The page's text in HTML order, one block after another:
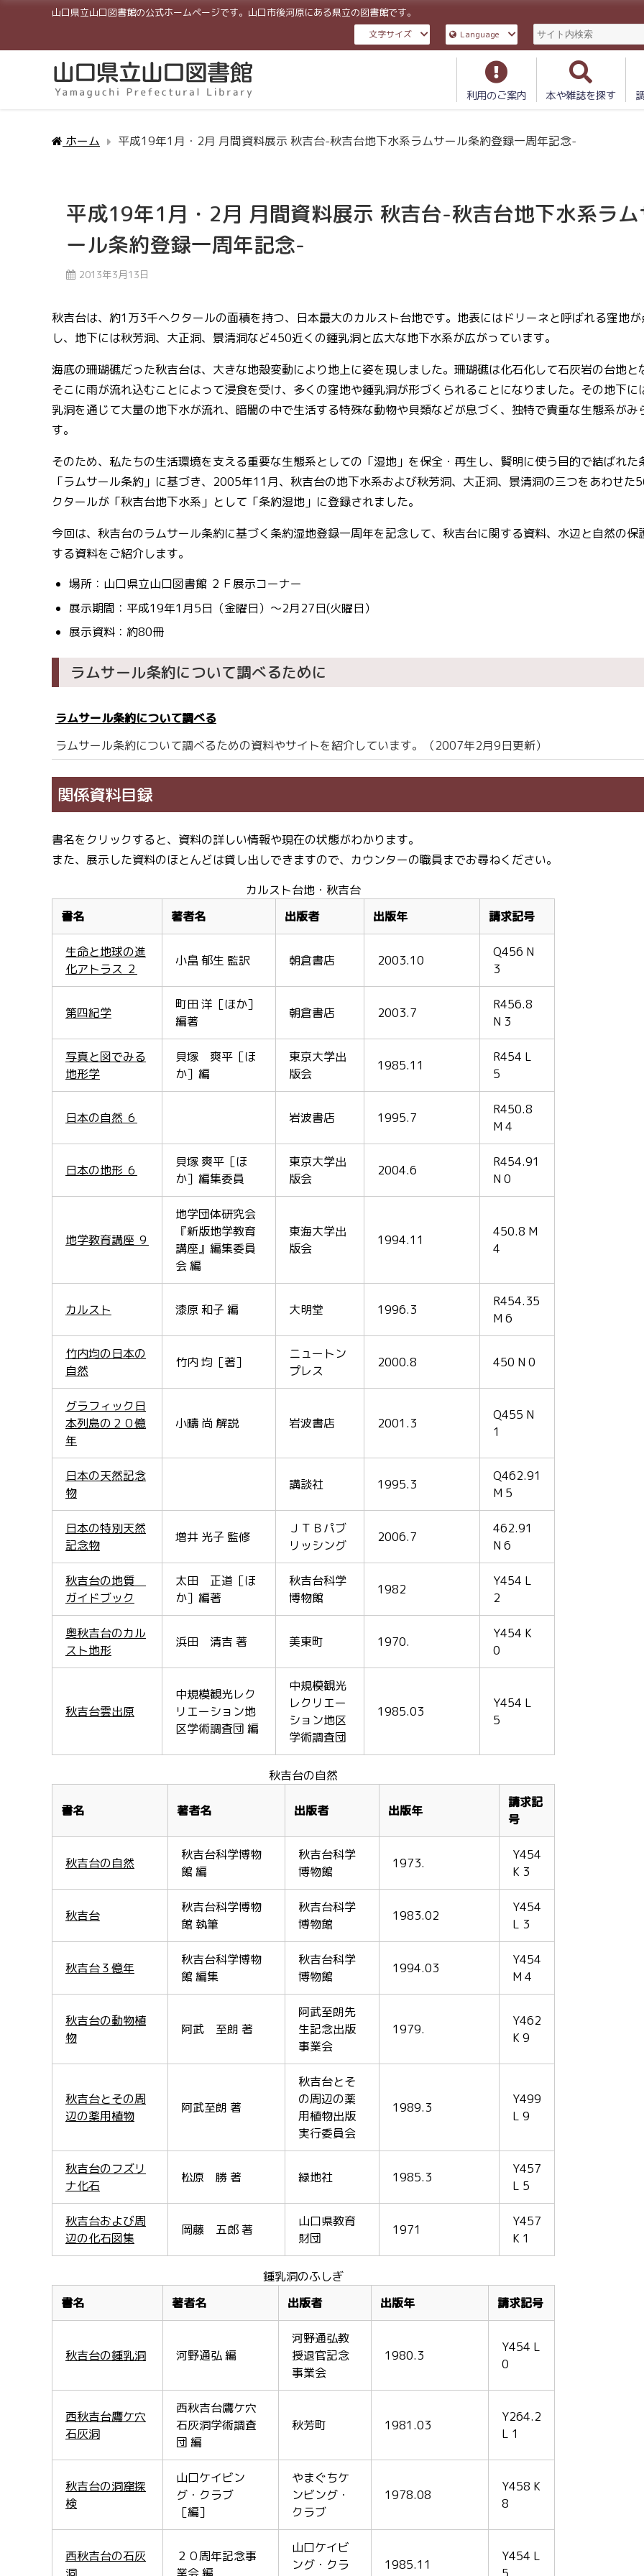
山口県立山口図書館の公式ホームページです。山口市後河原にある県立の図書館です。
文字サイズ Language
利用のご案内 本や雑誌を探す
ホーム 平成19年1月・2月 月間資料展示 秋吉台-秋吉台地下水系ラムサール条約登録一周年記念-
平成19年1月・2月 月間資料展示 秋吉台-秋吉台地下水系ラ
ール条約登録一周年記念-
2013年3月13日
秋吉台は、約1万3千ヘクタールの面積を持つ、日本最大のカルスト台地です。地表にはドリーネと呼ばれる窪地
し、地下には秋芳洞、大正洞、景清洞など450近くの鍾乳洞と広大な地下水系が広がっています。
海底の珊瑚礁だった秋吉台は、大きな地殻変動により地上に姿を現しました。珊瑚礁は化石化して石灰岩の台地と
そこに雨が流れ込むことによって浸食を受け、多くの窪地や鍾乳洞が形づくられることになりました。その地下に
乳洞を通じて大量の地下水が流れ、暗闇の中で生活する特殊な動物や貝類などが息づく、独特で貴重な生態系がみ
す。
そのため、私たちの生活環境を支える重要な生態系としての「湿地」を保全・再生し、賢明に使う目的で結ばれた
「ラムサール条約」に基づき、2005年11月、秋吉台の地下水系および秋芳洞、大正洞、景清洞の三つをあわせた
クタールが「秋吉台地下水系」として「条約湿地」に登録されました。
今回は、秋吉台のラムサール条約に基づく条約湿地登録一周年を記念して、秋吉台に関する資料、水辺と自然の保
する資料をご紹介します。
場所：山口県立山口図書館 ２Ｆ展示コーナー
展示期間：平成19年1月5日（金曜日）～2月27日(火曜日）
展示資料：約80冊
ラムサール条約について調べるために
ラムサール条約について調べる
ラムサール条約について調べるための資料やサイトを紹介しています。（2007年2月9日更新）
関係資料目録
書名をクリックすると、資料の詳しい情報や現在の状態がわかります。
また、展示した資料のほとんどは貸し出しできますので、カウンターの職員までお尋ねください。
カルスト台地・秋吉台
書名
著者名 出版者 出版年 請求記号
生命と地球の進
化アトラス ２
小畠 郁生 監訳 朝倉書店 2003.10
Q456 N
3
第四紀学
町田 洋［ほか］
編著
朝倉書店 2003.7
R456.8
N 3
写真と図でみる
地形学
貝塚 爽平［ほ
か］編
東京大学出
版会
1985.11
R454 L
5
日本の自然 ６ 岩波書店 1995.7
R450.8
M 4
日本の地形 ６
貝塚 爽平［ほ
か］編集委員
東京大学出
版会
2004.6
R454.91
N 0
地学教育講座 ９
地学団体研究会
『新版地学教育
講座』編集委員
会 編
東海大学出
版会
1994.11
450.8 M
4
カルスト 漆原 和子 編 大明堂 1996.3
R454.35
M 6
竹内均の日本の
自然
竹内 均［著］
ニュートン
プレス
2000.8 450 N 0
グラフィック日
本列島の２０億
年
小疇 尚 解説 岩波書店 2001.3
Q455 N
1
日本の天然記念
物
講談社 1995.3
Q462.91
M 5
日本の特別天然
記念物
増井 光子 監修
ＪＴＢパブ
リッシング
2006.7
462.91
N 6
秋吉台の地質
ガイドブック
太田 正道［ほ
か］編著
秋吉台科学
博物館
1982
Y454 L
2
奥秋吉台のカル
スト地形
浜田 清吉 著 美東町 1970.
Y454 K
0
秋吉台雲出原
中規模観光レク
リエーション地
区学術調査団 編
中規模観光
レクリエー
ション地区
学術調査団
1985.03
Y454 L
5
秋吉台の自然
書名 著者名 出版者 出版年
請求記
号
秋吉台の自然
秋吉台科学博物
館 編
秋吉台科学
博物館
1973.
Y454
K 3
秋吉台
秋吉台科学博物
館 執筆
秋吉台科学
博物館
1983.02
Y454
L 3
秋吉台３億年
秋吉台科学博物
館 編集
秋吉台科学
博物館
1994.03
Y454
M 4
秋吉台の動物植
物
阿武 至朗 著
阿武至朗先
生記念出版
事業会
1979.
Y462
K 9
秋吉台とその周
辺の薬用植物
阿武至朗 著
秋吉台とそ
の周辺の薬
用植物出版
実行委員会
1989.3
Y499
L 9
秋吉台のフズリ
ナ化石
松原 勝 著 緑地社 1985.3
Y457
L 5
秋吉台および周
辺の化石図集
岡藤 五郎 著
山口県教育
財団
1971
Y457
K 1
鍾乳洞のふしぎ
書名
著者名 出版者 出版年 請求記号
秋吉台の鍾乳洞 河野通弘 編
河野通弘教
授退官記念
事業会
1980.3
Y454 L
0
西秋吉台鷹ケ穴
石灰洞
西秋吉台鷹ケ穴
石灰洞学術調査
団 編
秋芳町 1981.03
Y264.2
L 1
秋吉台の洞窟探
検
山口ケイビン
グ・クラブ
［編］
やまぐちケ
ンビング・
クラブ
1978.08
Y458 K
8
西秋吉台の石灰
２０周年記念事
山口ケイビ
ング・クラ
1985.11
Y454 L